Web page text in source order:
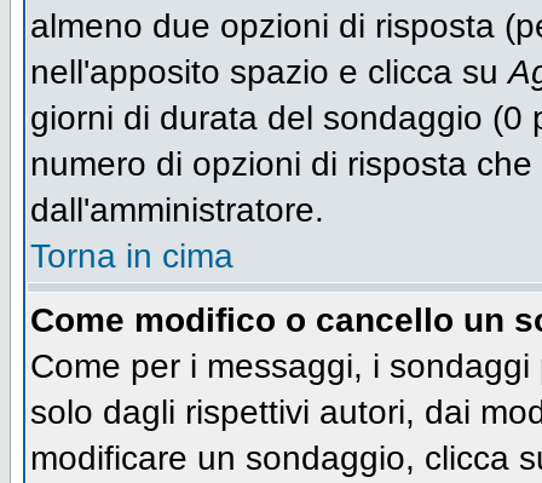
almeno due opzioni di risposta
nell'apposito spazio e clicca su
giorni di durata del sondaggio
numero di opzioni di risposta
dall'amministratore.
Torna in cima
Come modifico o cancello un
Come per i messaggi, i
solo dagli rispettivi autori, dai
modificare un sondaggio, clicca